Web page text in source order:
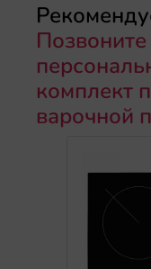
комплект
варочной